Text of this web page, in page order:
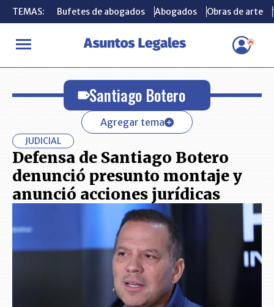
TEMAS: Bufetes de abogados Abogados Obras de arte
INICIO Santiago Botero
TEMAS: Bufetes de abogados Abogados Obras de arte
Santiago Botero
Agregar tema
JUDICIAL
Defensa de Santiago Botero
denunció presunto montaje y
anunció acciones jurídicas